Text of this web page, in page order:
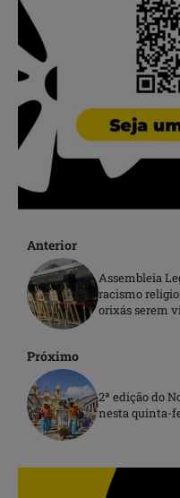
Anterior
Assembleia
racismo
orixás serem
Próximo
2ª edição do
nesta quinta-